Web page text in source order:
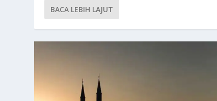
BACA LEBIH LAJUT